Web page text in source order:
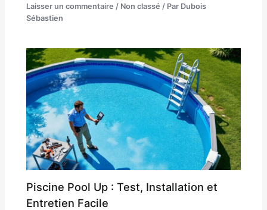
Laisser un commentaire / Non classé / Par Dubois
Sébastien
Piscine Pool Up : Test, Installation et
Entretien Facile